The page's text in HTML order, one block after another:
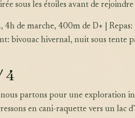
sous les étoiles avant de
4h de marche, 400m de D+ |
bivouac hivernal, nuit sous tente
4
partons pour une exploration
en cani-raquette vers un lac